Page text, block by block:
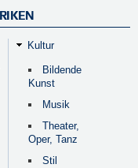
Kultur
Bildende
Kunst
Musik
Theater,
Oper, Tanz
Stil